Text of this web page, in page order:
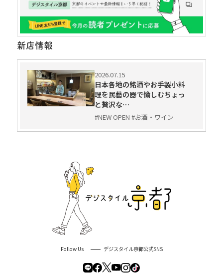
新店情報
2026.07.15
日本各地の銘酒やお手製小料
理を民藝の器で愉しむちょっ
と贅沢な…
#NEW OPEN #お酒・ワイン
Follow Us デジスタイル京都公式SNS